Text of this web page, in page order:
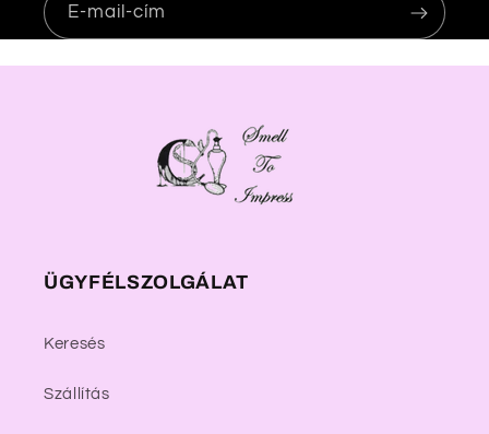
E-mail-cím
ÜGYFÉLSZOLGÁLAT
Keresés
Szállítás